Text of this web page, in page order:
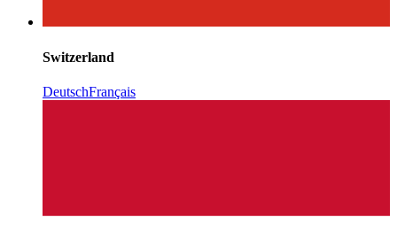
Switzerland
DeutschFrançais